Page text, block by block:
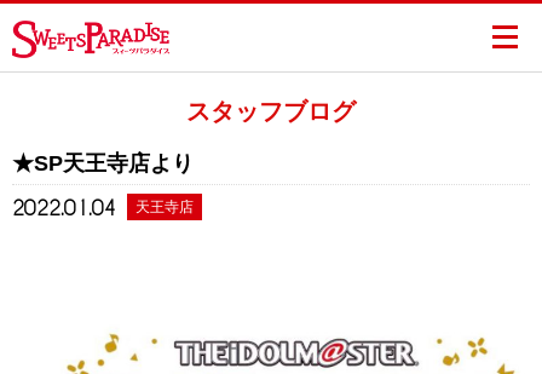
スタッフブログ
★SP天王寺店より
2022.01.04 天王寺店